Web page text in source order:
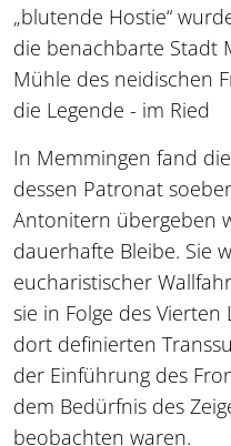
„blutende Hostie“
die benachbarte Stadt
Mühle des neidischen
die Legende - im Ried
In Memmingen fand
dessen Patronat
Antonitern übergeben
dauerhafte Bleibe. Sie
eucharistischer
sie in Folge des
dort definierten
der Einführung des
dem Bedürfnis des
beobachten waren.